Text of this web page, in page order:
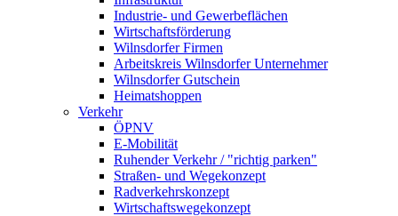
Industrie- und Gewerbeflächen
Wirtschaftsförderung
Wilnsdorfer Firmen
Arbeitskreis Wilnsdorfer Unternehmer
Wilnsdorfer Gutschein
Heimatshoppen
Verkehr
ÖPNV
E-Mobilität
Ruhender Verkehr / "richtig parken"
Straßen- und Wegekonzept
Radverkehrskonzept
Wirtschaftswegekonzept